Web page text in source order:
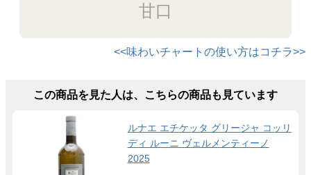
甘口
<<味わいチャートの使い方はコチラ>>
この商品を見た人は、こちらの商品も見ています
ルナエ エチケッタ グリージャ コッリ
ディ ルーニ ヴェルメンティーノ
2025